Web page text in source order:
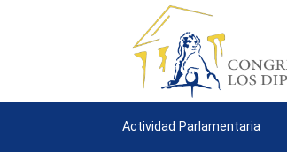
Actividad Parlamentaria